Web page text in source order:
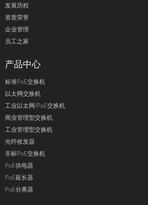
发展历程
资质荣誉
企业管理
员工之家
产品中心
标准PoE交换机
以太网交换机
工业以太网/PoE交换机
商业管理型交换机
工业管理型交换机
光纤收发器
非标PoE交换机
PoE供电器
PoE延长器
PoE分离器